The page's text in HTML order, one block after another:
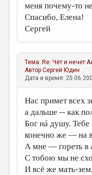
ДАЙДЖЕСТ
ПРОИЗВЕДЕНИЯ
ПЕРЕВОДЫ
КОНКУРСЫ
ДЕТСКАЯ КОМНАТА
ОБЗОР ЛИТЕРАТУРЫ
СТРАНИЦЫ ПАМЯТИ
ОБЪЯВЛЕНИЯ
КОЛОНКА РЕДАКТОРА
меня почему-то
Спасибо, Елена!
Сергей
Тема:Re: Чёт и нечет
АвторСергей Юдин
Дата и время:
Нас примет всех
а дальше -- как
Бог нá душу. Тебе
конечно же — на
А мне — гореть в
С тобою мы не
И всё же мать-